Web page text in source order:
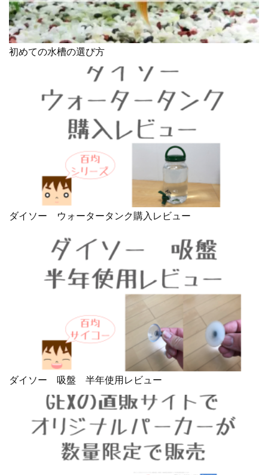
初めての水槽の選び方
ダイソー ウォータータンク購入レビュー
ダイソー 吸盤 半年使用レビュー